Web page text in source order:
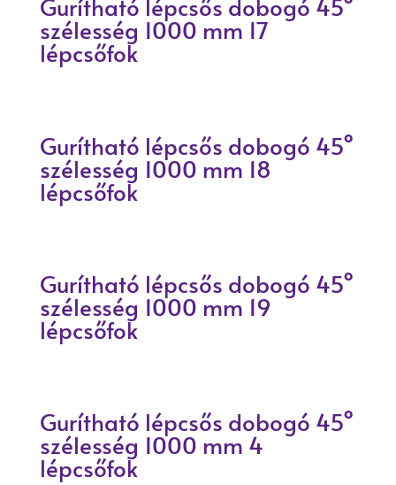
Gurítható lépcsős dobogó 45°
szélesség 1000 mm 17
lépcsőfok
Gurítható lépcsős dobogó 45°
szélesség 1000 mm 18
lépcsőfok
Gurítható lépcsős dobogó 45°
szélesség 1000 mm 19
lépcsőfok
Gurítható lépcsős dobogó 45°
szélesség 1000 mm 4
lépcsőfok